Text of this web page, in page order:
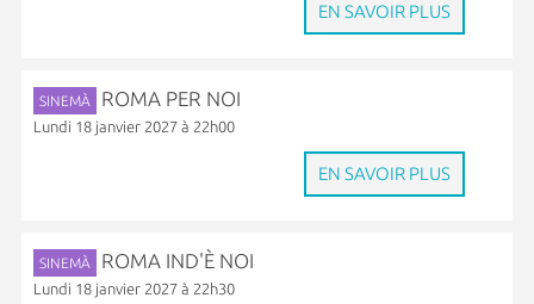
EN SAVOIR PLUS
SINEMÀ ROMA PER NOI
Lundi 18 janvier 2027 à 22h00
EN SAVOIR PLUS
SINEMÀ ROMA IND'È NOI
Lundi 18 janvier 2027 à 22h30